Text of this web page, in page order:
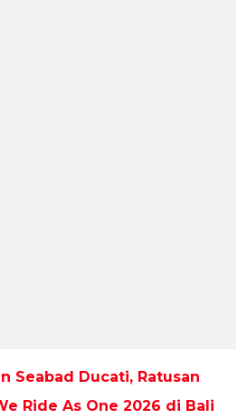
Seabad Ducati, Ratusan
Ride As One 2026 di Bali